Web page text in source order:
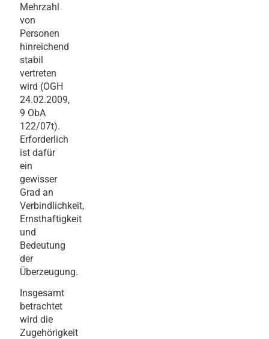
Mehrzahl
von
Personen
hinreichend
stabil
vertreten
wird (OGH
24.02.2009,
9 ObA
122/07t).
Erforderlich
ist dafür
ein
gewisser
Grad an
Verbindlichkeit,
Ernsthaftigkeit
und
Bedeutung
der
Überzeugung.
Insgesamt
betrachtet
wird die
Zugehörigkeit